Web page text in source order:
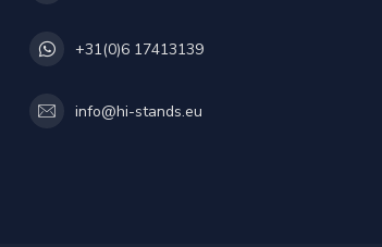
+31(0)6 17413139
info@hi-stands.eu